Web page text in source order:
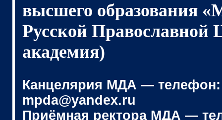
высшего образования
Русской Православной
академия)
Канцелярия МДА — телефон:
mpda@yandex.ru
Приёмная ректора МДА —